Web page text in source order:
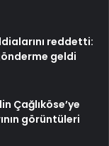
reddetti:
geldi
Çağlıköse’ye
görüntüleri